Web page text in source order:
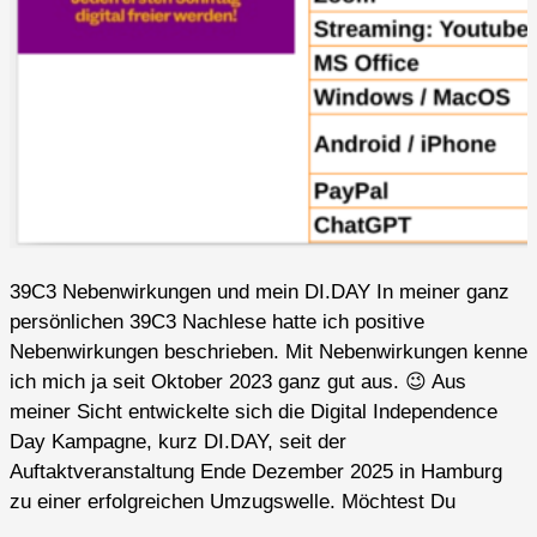
39C3 Nebenwirkungen und mein DI.DAY In meiner ganz
persönlichen 39C3 Nachlese hatte ich positive
Nebenwirkungen beschrieben. Mit Nebenwirkungen kenne
ich mich ja seit Oktober 2023 ganz gut aus. 😉 Aus
meiner Sicht entwickelte sich die Digital Independence
Day Kampagne, kurz DI.DAY, seit der
Auftaktveranstaltung Ende Dezember 2025 in Hamburg
zu einer erfolgreichen Umzugswelle. Möchtest Du